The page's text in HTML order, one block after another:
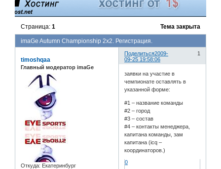
imaGe Autumn Championship 2x2. Регистрация.
Страница:1 Тема закрыта
Поделиться 1
2009-
09-25 19:58:06
timoshqaa
Главный модератор imaGe
Откуда: Екатеринбург
заявки на участие в
чемпионате оставлять в
указанной форме:
#1 – название команды
#2 – город
#3 – состав
#4 – контакты менеджера,
капитана команды, зам
капитана (icq –
координаторов.)
0